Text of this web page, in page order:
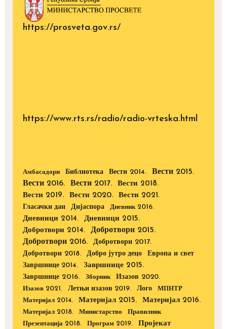
https://prosveta.gov.rs/
https://www.rts.rs/radio/radio-vrteska.html
Амбасадори Библиотека Вести 2014.
Вести 2015.
Вести 2016.
Вести 2017.
Вести 2018.
Вести 2019.
Вести 2020. Вести 2021.
Гласачки дан Дијаспора Дневник 2016.
Дневници 2014.
Дневници 2015.
Добротвори 2014.
Добротвори 2015.
Добротвори 2016.
Добротвори 2017.
Добротвори 2018.
Добро јутро децо Европа и свет
Завршнице 2014.
Завршнице 2015.
Завршнице 2016.
Зборник Изазов 2020.
Изазов 2021. Летњи изазов 2019. Лого
МПНТР
Материјал 2014.
Материјал 2015. Материјал 2016.
Материјал 2018. Министарство
Правилник
Презентација 2018.
Програм 2019. Пројекат